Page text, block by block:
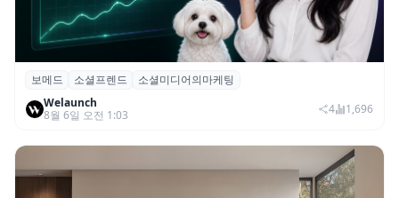
보메드 ‘소셜프렌드’, 유튜브·인스타 등 6개
SNS 마케팅 통합 지원
보메드 소셜프렌드
소셜미디어의마케팅
Welaunch
8월 6일 오전 1:03
4 1,696